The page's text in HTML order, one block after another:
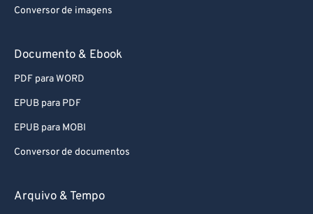
Conversor de imagens
Documento & Ebook
PDF para WORD
EPUB para PDF
EPUB para MOBI
Conversor de documentos
Arquivo & Tempo